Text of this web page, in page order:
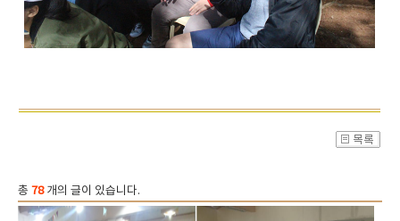
총 78개의 글이 있습니다.